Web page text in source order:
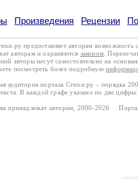
Произведения Рецензии
предоставляет авторам
авторам и охраняются законом .
авторы несут самостоятельно на
посмотреть более подробную
аудитория портала Стихи.ру – порядка
В каждой графе указано по две
принадлежат авторам, 2000-2026